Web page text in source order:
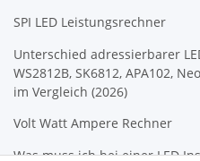
SPI LED Leistungsrechner
Unterschied adressierbarer
WS2812B, SK6812, APA102,
im Vergleich (2026)
Volt Watt Ampere Rechner
Was muss ich bei einer LED